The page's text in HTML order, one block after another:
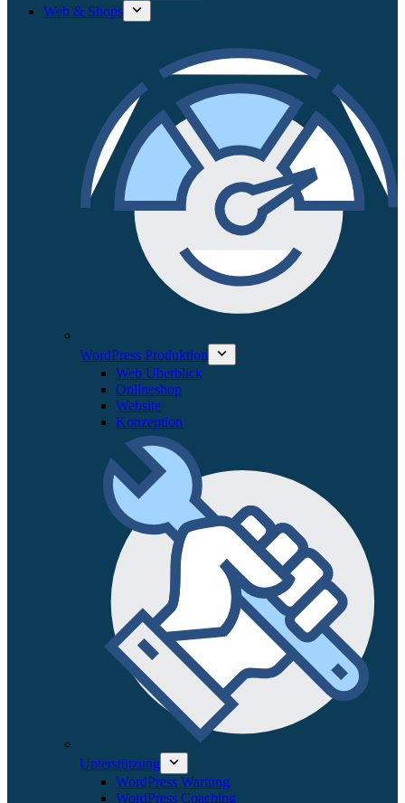
Web & Shops
WordPress Produktion
Web Überblick
Onlineshop
Website
Konzeption
Unterstützung
WordPress Wartung
WordPress Coaching